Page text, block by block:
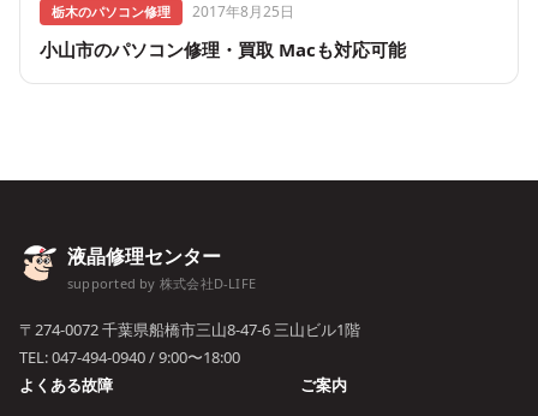
栃木のパソコン修理 2017年8月25日
小山市のパソコン修理・買取 Macも対応可能
液晶修理センター
supported by 株式会社D-LIFE
〒274-0072 千葉県船橋市三山8-47-6 三山ビル1階
TEL:047-494-0940/ 9:00〜18:00
よくある故障
ご案内